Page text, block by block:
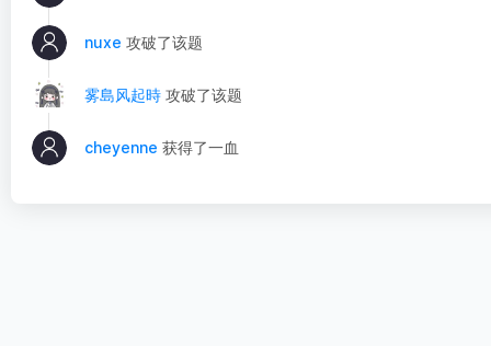
nuxe 攻破了该题
雾島风起時 攻破了该题
cheyenne 获得了一血